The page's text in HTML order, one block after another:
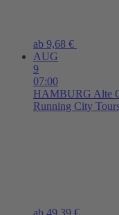
ab 9,68 €
AUG
9
07:00
HAMBURG Alte
Running City
ab 49,39 €